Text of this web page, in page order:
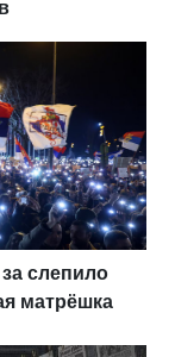
за слепило
матрёшка